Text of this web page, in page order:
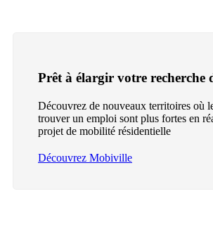
Prêt à élargir votre recherche
Découvrez de nouveaux territoires où
trouver un emploi sont plus fortes en
projet de mobilité résidentielle
Découvrez Mobiville